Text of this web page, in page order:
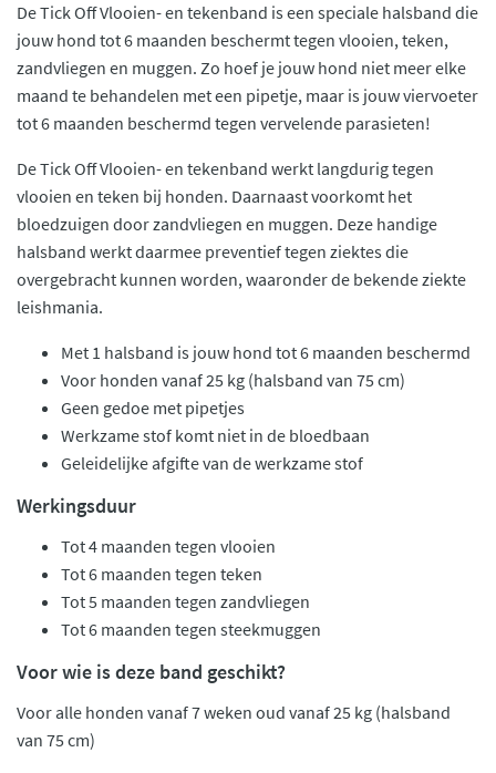
De Tick Off Vlooien- en tekenband is een speciale halsband die
jouw hond tot 6 maanden beschermt tegen vlooien, teken,
zandvliegen en muggen. Zo hoef je jouw hond niet meer elke
maand te behandelen met een pipetje, maar is jouw viervoeter
tot 6 maanden beschermd tegen vervelende parasieten!
De Tick Off Vlooien- en tekenband werkt langdurig tegen
vlooien en teken bij honden. Daarnaast voorkomt het
bloedzuigen door zandvliegen en muggen. Deze handige
halsband werkt daarmee preventief tegen ziektes die
overgebracht kunnen worden, waaronder de bekende ziekte
leishmania.
Met 1 halsband is jouw hond tot 6 maanden beschermd
Voor honden vanaf 25 kg (halsband van 75 cm)
Geen gedoe met pipetjes
Werkzame stof komt niet in de bloedbaan
Geleidelijke afgifte van de werkzame stof
Werkingsduur
Tot 4 maanden tegen vlooien
Tot 6 maanden tegen teken
Tot 5 maanden tegen zandvliegen
Tot 6 maanden tegen steekmuggen
Voor wie is deze band geschikt?
Voor alle honden vanaf 7 weken oud vanaf 25 kg (halsband
van 75 cm)